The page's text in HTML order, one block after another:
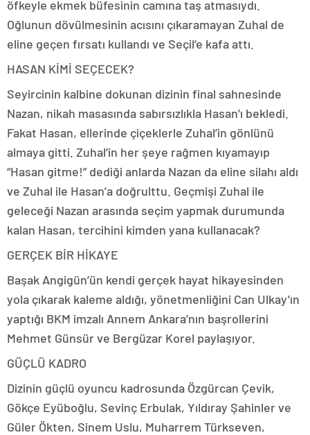
öfkeyle ekmek büfesinin camına taş atmasıydı.
Oğlunun dövülmesinin acısını çıkaramayan Zuhal de
eline geçen fırsatı kullandı ve Seçil’e kafa attı.
HASAN KİMİ SEÇECEK?
Seyircinin kalbine dokunan dizinin final sahnesinde
Nazan, nikah masasında sabırsızlıkla Hasan’ı bekledi.
Fakat Hasan, ellerinde çiçeklerle Zuhal’in gönlünü
almaya gitti. Zuhal’in her şeye rağmen kıyamayıp
“Hasan gitme!” dediği anlarda Nazan da eline silahı aldı
ve Zuhal ile Hasan’a doğrulttu. Geçmişi Zuhal ile
geleceği Nazan arasında seçim yapmak durumunda
kalan Hasan, tercihini kimden yana kullanacak?
GERÇEK BİR HİKAYE
Başak Angigün’ün kendi gerçek hayat hikayesinden
yola çıkarak kaleme aldığı, yönetmenliğini Can Ulkay’ın
yaptığı BKM imzalı Annem Ankara’nın başrollerini
Mehmet Günsür ve Bergüzar Korel paylaşıyor.
GÜÇLÜ KADRO
Dizinin güçlü oyuncu kadrosunda Özgürcan Çevik,
Gökçe Eyüboğlu, Sevinç Erbulak, Yıldıray Şahinler ve
Güler Ökten, Sinem Uslu, Muharrem Türkseven,